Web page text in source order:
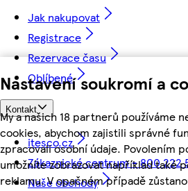
Nastavení soukromí a
My a našich 18 partnerů používáme
cookies, abychom zajistili správné
zpracovali osobní údaje. Povolením
umožníte zobrazovat například také
reklamu. V opačném případě
Jak nakupovat
Registrace
Rezervace času
Oblíbené
Kontakt
itesco.cz
Zákaznické centrum - 800 222
Naše obchody